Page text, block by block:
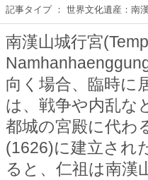
記事タイプ ： 世界文化遺産：南
南漢山城行宮
向く場合、臨時に
は、戦争や内乱な
都城の宮殿に代わ
(1626)に建立され
ると、仁祖は南漢